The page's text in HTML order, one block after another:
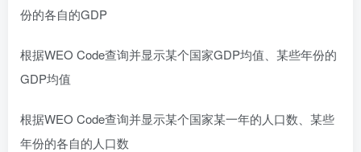
份的各自的GDP
根据WEO Code查询并显示某个国家GDP均值、某些年份的
GDP均值
根据WEO Code查询并显示某个国家某一年的人口数、某些
年份的各自的人口数